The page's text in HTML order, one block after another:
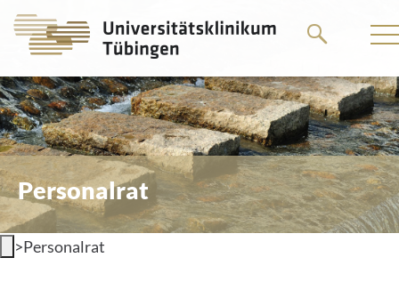
main
content
Personalrat
>Personalrat
main
content